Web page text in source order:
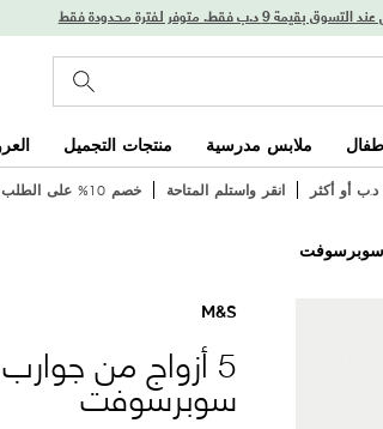
ملابس مدرسية منتجات التجميل
انقر واستلم المتاحة خصم 10% على الطلب الأول
M&S
5 أزواج من
سوبرسوفت